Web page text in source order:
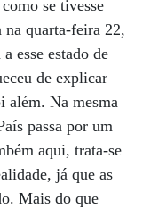
se tivesse
quarta-feira 22,
esse estado de
de explicar
além. Na mesma
passa por um
aqui, trata-se
já que as
Mais do que